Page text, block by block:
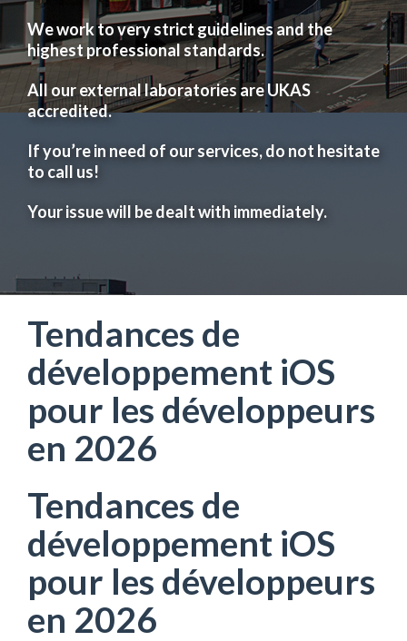
We work to very strict guidelines and the
highest professional standards.
All our external laboratories are UKAS
accredited.
If you’re in need of our services, do not hesitate
to call us!
Your issue will be dealt with immediately.
Tendances de
développement iOS
pour les développeurs
en 2026
Tendances de
développement iOS
pour les développeurs
en 2026